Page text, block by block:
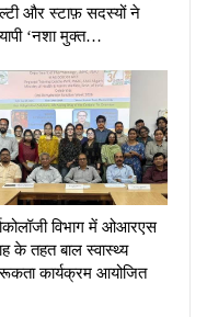
और स्टाफ़ सदस्यों ने
‘नशा मुक्त…
विभाग में ओआरएस
के तहत बाल स्वास्थ्य
कार्यक्रम आयोजित